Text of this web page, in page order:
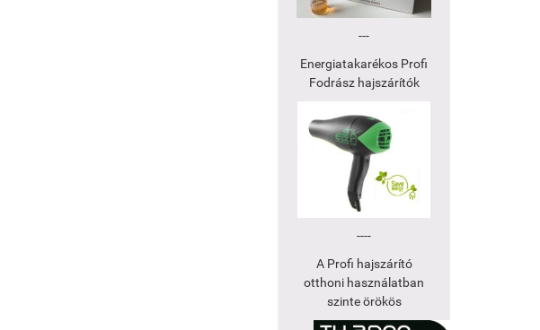
---
Energiatakarékos Profi
Fodrász hajszárítók
----
A Profi hajszárító
otthoni használatban
szinte örökös